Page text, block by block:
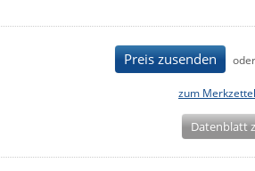
Preis zusenden oder
zum
Datenblatt